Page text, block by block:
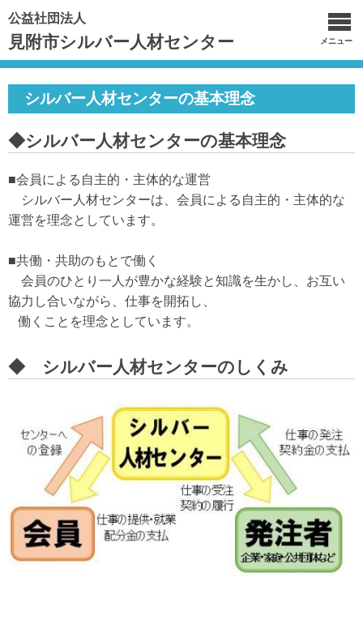
公益社団法人
見附市シルバー人材センター メニュー
シルバー人材センターの基本理念
◆シルバー人材センターの基本理念
■会員による自主的・主体的な運営
シルバー人材センターは、会員による自主的・主体的な
運営を理念としています。
■共働・共助のもとで働く
会員のひとり一人が豊かな経験と知識を生かし、お互い
協力し合いながら、仕事を開拓し、
働くことを理念としています。
◆ シルバー人材センターのしくみ